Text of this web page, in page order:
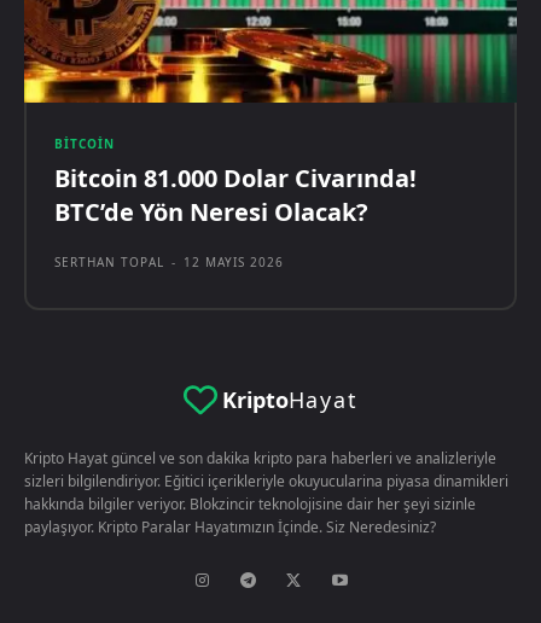
BITCOIN
Bitcoin 81.000 Dolar Civarında!
BTC’de Yön Neresi Olacak?
SERTHAN TOPAL - 12 MAYIS 2026
KriptoHayat
Kripto Hayat güncel ve son dakika kripto para haberleri ve analizleriyle
sizleri bilgilendiriyor. Eğitici içerikleriyle okuyucularina piyasa dinamikleri
hakkında bilgiler veriyor. Blokzincir teknolojisine dair her şeyi sizinle
paylaşıyor. Kripto Paralar Hayatımızın İçinde. Siz Neredesiniz?